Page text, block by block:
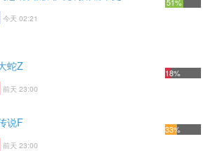
今天 02:21
蛇Z
前天 23:00
18%
说F
前天 23:00
33%